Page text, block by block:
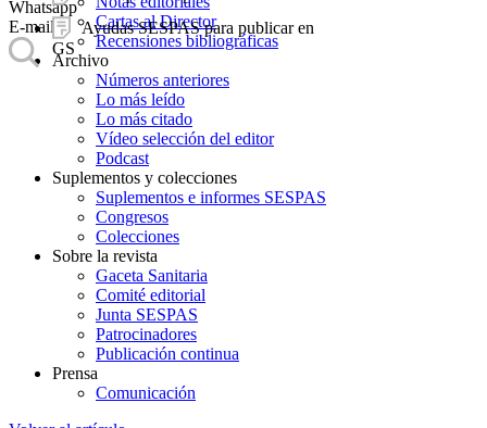
Ayudas SESPAS para publicar en
GS
Whatsapp
E-mail
Cartas al Director
Recensiones bibliográficas
Archivo
Números anteriores
Lo más leído
Lo más citado
Vídeo selección del editor
Podcast
Suplementos y colecciones
Suplementos e informes SESPAS
Congresos
Colecciones
Sobre la revista
Gaceta Sanitaria
Comité editorial
Junta SESPAS
Patrocinadores
Publicación continua
Prensa
Comunicación